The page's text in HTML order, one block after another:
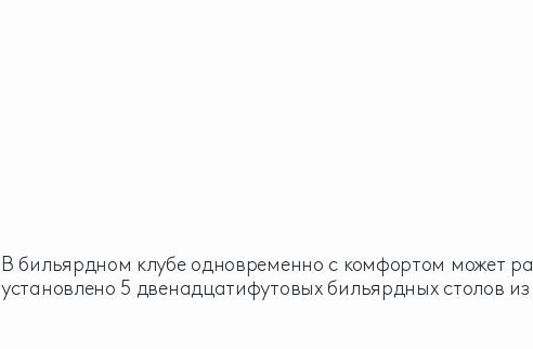
В бильярдном клубе одновременно с комфортом может
установлено 5 двенадцатифутовых бильярдных столов